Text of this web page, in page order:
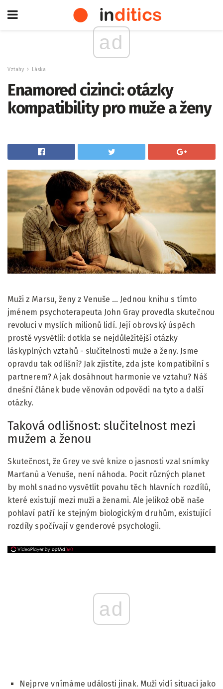
ad
Vztahy Láska
Enamored cizinci: otázky
kompatibility pro muže a ženy
Muži z Marsu, ženy z Venuše ... Jednou knihu s tímto
jménem psychoterapeuta John Gray provedla skutečnou
revoluci v myslích milionů lidí. Její obrovský úspěch
prostě vysvětlil: dotkla se nejdůležitější otázky
láskyplných vztahů - slučitelnosti muže a ženy. Jsme
opravdu tak odlišní? Jak zjistíte, zda jste kompatibilní s
partnerem? A jak dosáhnout harmonie ve vztahu? Náš
dnešní článek bude věnován odpovědi na tyto a další
otázky.
Taková odlišnost: slučitelnost mezi
mužem a ženou
Skutečnost, že Grey ve své knize o jasnosti vzal snímky
Marťanů a Venuše, není náhoda. Pocit různých planet
by mohl snadno vysvětlit povahu těch hlavních rozdílů,
které existují mezi muži a ženami. Ale jelikož obě naše
pohlaví patří ke stejným biologickým druhům, existující
rozdíly spočívají v genderové psychologii.
ad
Nejprve vnímáme události jinak. Muži vidí situaci jako